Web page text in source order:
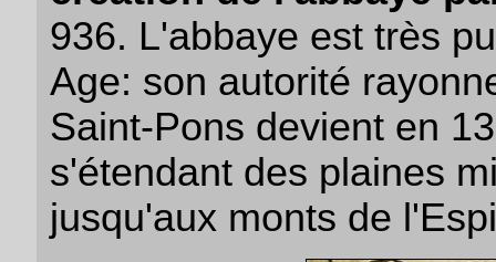
936. L'abbaye est très
Age: son autorité
Saint-Pons devient en
s'étendant des plaines
jusqu'aux monts de